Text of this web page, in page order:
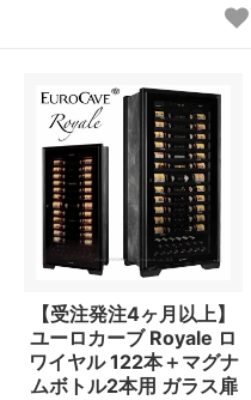
【受注発注4ヶ月以上】
ユーロカーブ Royale ロ
ワイヤル 122本＋マグナ
ムボトル2本用 ガラス扉